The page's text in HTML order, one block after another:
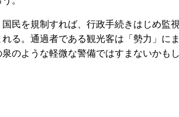
民を規制すれば、行政手続きはじめ監
る。通過者である観光客は「勢力」に
のような軽微な警備ではすまないかもし